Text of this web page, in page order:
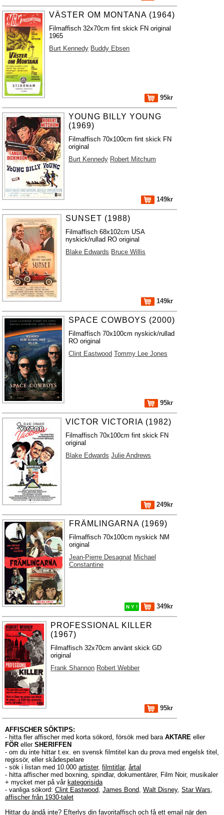
VÄSTER OM MONTANA (1964)
Filmaffisch 32x70cm fint skick FN original
1965
Burt Kennedy Buddy Ebsen
95kr
YOUNG BILLY YOUNG
(1969)
Filmaffisch 70x100cm fint skick FN
original
Burt Kennedy Robert Mitchum
149kr
SUNSET (1988)
Filmaffisch 68x102cm USA
nyskick/rullad RO original
Blake Edwards Bruce Willis
149kr
SPACE COWBOYS (2000)
Filmaffisch 70x100cm nyskick/rullad
RO original
Clint Eastwood Tommy Lee Jones
95kr
VICTOR VICTORIA (1982)
Filmaffisch 70x100cm fint skick FN
original
Blake Edwards Julie Andrews
249kr
FRÄMLINGARNA (1969)
Filmaffisch 70x100cm nyskick NM
original
Jean-Pierre Desagnat Michael
Constantine
N Y ! 349kr
PROFESSIONAL KILLER
(1967)
Filmaffisch 32x70cm använt skick GD
original
Frank Shannon Robert Webber
95kr
AFFISCHER SÖKTIPS:
- hitta fler affischer med korta sökord, försök med bara AKTARE eller
FÖR eller SHERIFFEN
- om du inte hittar t.ex. en svensk filmtitel kan du prova med engelsk titel,
regissör, eller skådespelare
- sök i listan med 10.000 artister, filmtitlar, årtal
- hitta affischer med boxning, spindlar, dokumentärer, Film Noir, musikaler
+ mycket mer på vår kategorisida
- vanliga sökord: Clint Eastwood, James Bond, Walt Disney, Star Wars,
affischer från 1930-talet
Hittar du ändå inte? Efterlys din favoritaffisch och få ett email när den